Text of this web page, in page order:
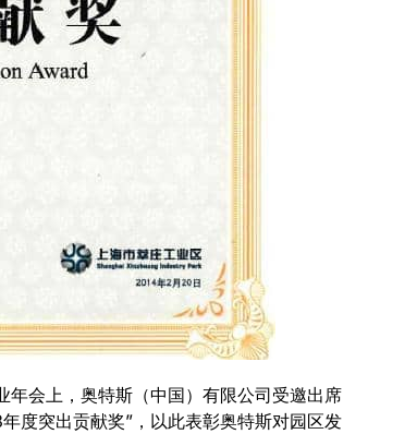
会上，奥特斯（中国）有限公司受邀出席
度突出贡献奖”，以此表彰奥特斯对园区发